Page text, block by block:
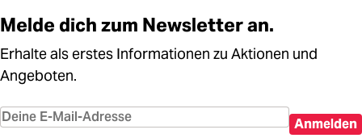
Melde dich zum Newsletter an.
Erhalte als erstes Informationen zu Aktionen und
Angeboten.
Anmelden